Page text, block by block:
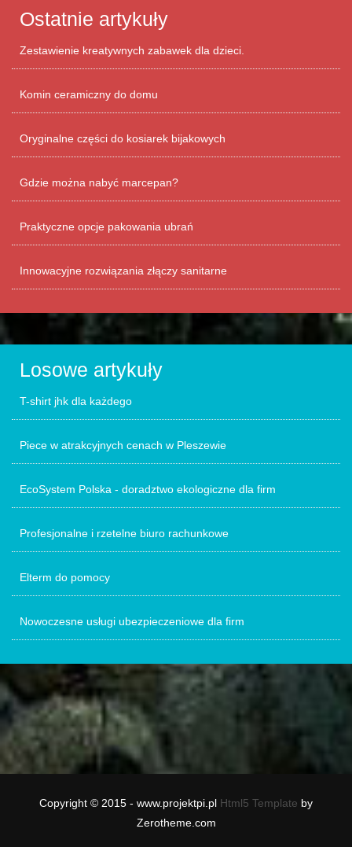
Ostatnie artykuły
Zestawienie kreatywnych zabawek dla dzieci.
Komin ceramiczny do domu
Oryginalne części do kosiarek bijakowych
Gdzie można nabyć marcepan?
Praktyczne opcje pakowania ubrań
Innowacyjne rozwiązania złączy sanitarne
Losowe artykuły
T-shirt jhk dla każdego
Piece w atrakcyjnych cenach w Pleszewie
EcoSystem Polska - doradztwo ekologiczne dla firm
Profesjonalne i rzetelne biuro rachunkowe
Elterm do pomocy
Nowoczesne usługi ubezpieczeniowe dla firm
Copyright © 2015 - www.projektpi.pl Html5 Template by
Zerotheme.com